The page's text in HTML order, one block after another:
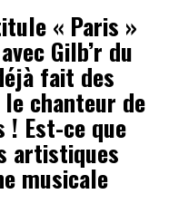
« Paris »
Gilb’r du
fait des
chanteur de
! Est-ce que
artistiques
musicale